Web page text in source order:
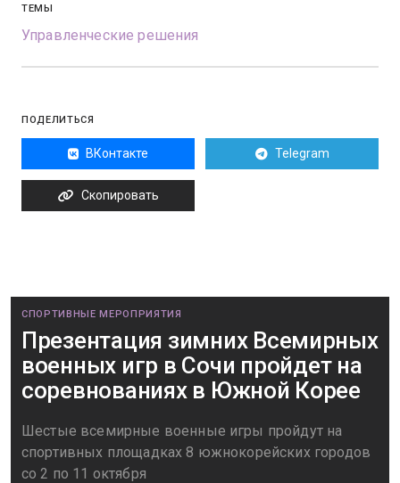
ТЕМЫ
Управленческие решения
ПОДЕЛИТЬСЯ
ВКонтакте Telegram
Скопировать
СПОРТИВНЫЕ МЕРОПРИЯТИЯ
Презентация зимних Всемирных
военных игр в Сочи пройдет на
соревнованиях в Южной Корее
Шестые всемирные военные игры пройдут на
спортивных площадках 8 южнокорейских городов
со 2 по 11 октября